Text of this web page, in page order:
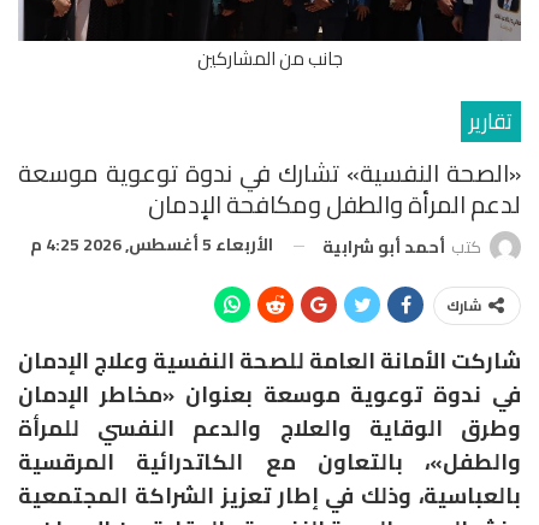
جانب من المشاركين
تقارير
«الصحة النفسية» تشارك في ندوة توعوية موسعة
لدعم المرأة والطفل ومكافحة الإدمان
كتب أحمد أبو شرابية الأربعاء 5 أغسطس, 2026 4:25 م
شارك
شاركت الأمانة العامة للصحة النفسية وعلاج الإدمان
في ندوة توعوية موسعة بعنوان «مخاطر الإدمان
وطرق الوقاية والعلاج والدعم النفسي للمرأة
والطفل»، بالتعاون مع الكاتدرائية المرقسية
بالعباسية، وذلك في إطار تعزيز الشراكة المجتمعية